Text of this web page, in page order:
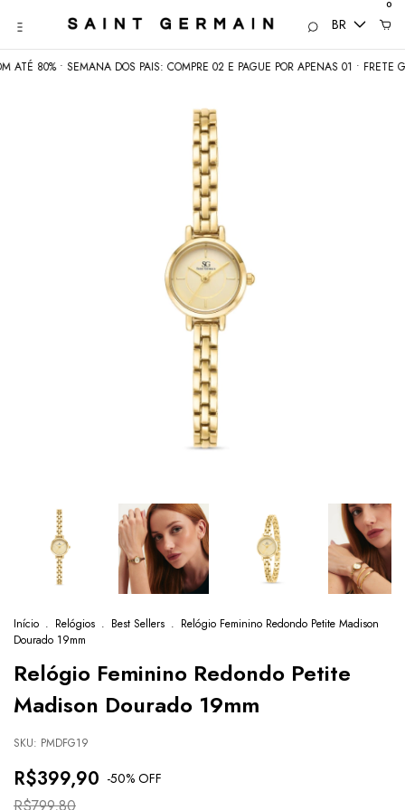
BR
0
• SEMANA DOS PAIS: COMPRE 02 E PAGUE POR APENAS 01 • FRETE
Início . Relógios . Best Sellers . Relógio Feminino Redondo Petite Madison
Dourado 19mm
Relógio Feminino Redondo Petite
Madison Dourado 19mm
SKU: PMDFG19
R$399,90 -50% OFF
R$799,80